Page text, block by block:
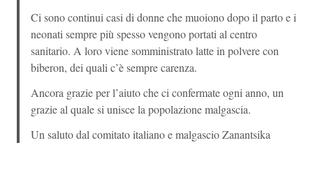
Ci sono continui casi di donne che muoiono dopo il parto e i
neonati sempre più spesso vengono portati al centro
sanitario. A loro viene somministrato latte in polvere con
biberon, dei quali c’è sempre carenza.
Ancora grazie per l’aiuto che ci confermate ogni anno, un
grazie al quale si unisce la popolazione malgascia.
Un saluto dal comitato italiano e malgascio Zanantsika